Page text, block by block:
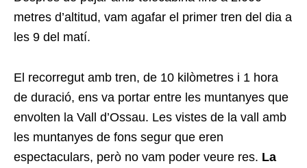
metres d’altitud, vam agafar el primer tren del dia a
les 9 del matí.
El recorregut amb tren, de 10 kilòmetres i 1 hora
de duració, ens va portar entre les muntanyes que
envolten la Vall d’Ossau. Les vistes de la vall amb
les muntanyes de fons segur que eren
espectaculars, però no vam poder veure res. La